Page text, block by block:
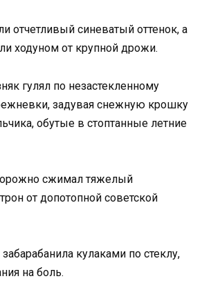
отчетливый синеватый оттенок, а
ходуном от крупной дрожи.
гулял по незастекленному
задувая снежную крошку
обутые в стоптанные летние
сжимал тяжелый
от допотопной советской
кулаками по стеклу,
на боль.